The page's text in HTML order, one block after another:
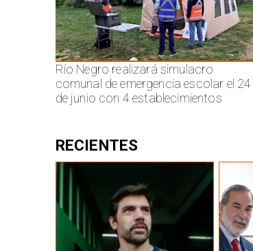
Río Negro realizará simulacro
comunal de emergencia escolar el 24
de junio con 4 establecimientos
RECIENTES